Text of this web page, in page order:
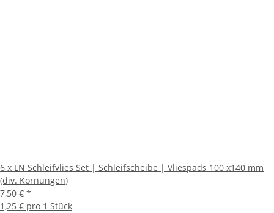
6 x LN Schleifvlies Set | Schleifscheibe | Vliespads 100 x140 mm
(div. Körnungen)
7,50 € *
1,25 € pro 1 Stück